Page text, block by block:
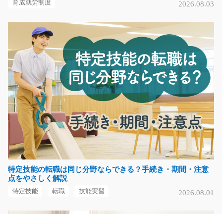
運搬スタッフ/g04_02620
フォークリフトやクレーンを使用し、製品の運搬や荷役
作業を行うお仕事で…
長期（3ヶ月以上）
時給1,300円
滋賀県愛知郡愛荘町
気になる
樹脂部品の成形検査/t03_01243
育成就労制度 2026.08.03
特定技能の転職は同じ分野ならできる？手続き・期間・注意
点をやさしく解説
特定技能 転職 技能実習 2026.08.01